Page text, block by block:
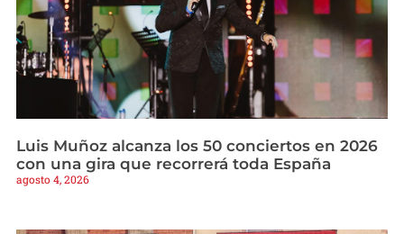
Luis Muñoz alcanza los 50 conciertos en 2026
con una gira que recorrerá toda España
agosto 4, 2026